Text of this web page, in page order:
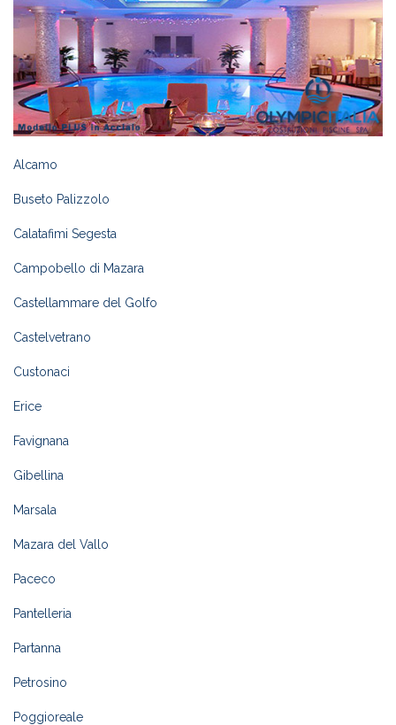
Alcamo
Buseto Palizzolo
Calatafimi Segesta
Campobello di Mazara
Castellammare del Golfo
Castelvetrano
Custonaci
Erice
Favignana
Gibellina
Marsala
Mazara del Vallo
Paceco
Pantelleria
Partanna
Petrosino
Poggioreale